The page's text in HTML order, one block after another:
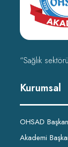
“Sağlık
Kurumsal
OHSAD
Akademi